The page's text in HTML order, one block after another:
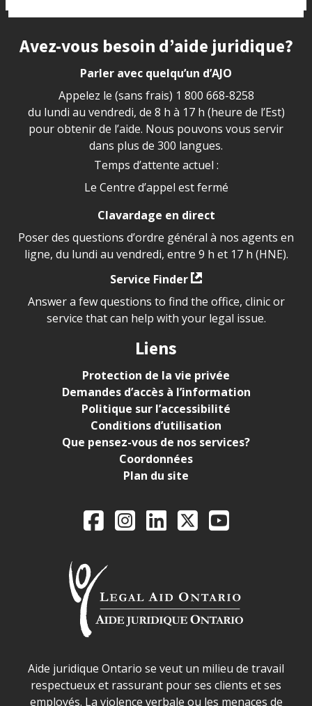
Site footer
Avez-vous besoin d’aide juridique?
Parler avec quelqu’un d’AJO
Appelez le (sans frais) 1 800 668-8258
du lundi au vendredi, de 8 h à 17 h (heure de l’Est)
pour obtenir de l’aide. Nous pouvons vous servir
dans plus de 300 langues.
Temps d’attente actuel :
Le Centre d’appel est fermé
Clavardage en direct
Poser des questions d’ordre général à nos agents en
ligne, du lundi au vendredi, entre 9 h et 17 h (HNE).
Service Finder
Answer a few questions to find the office, clinic or
service that can help with your legal issue.
Liens
Protection de la vie privée
Demandes d’accès à l’information
Politique sur l’accessibilité
Conditions d’utilisation
Que pensez-vous de nos services?
Coordonnées
Plan du site
Legal Aid Ontario
FacebookInstagram
LinkedIn
X YouTube
Déclaration sur la sécurité dans les locaux d'AJO.
Aide juridique Ontario se veut un milieu de travail
respectueux et rassurant pour ses clients et ses
employés. La violence verbale ou les menaces de